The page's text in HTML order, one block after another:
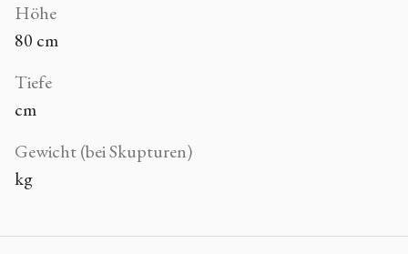
Höhe
80 cm
Tiefe
cm
Gewicht (bei Skupturen)
kg